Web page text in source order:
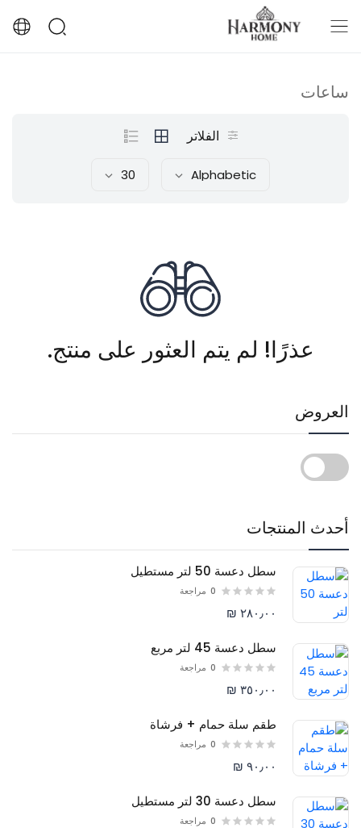
العروض
أحدث المنتجات
سطل دعسة 50 لتر مستطيل
0 مراجعة
٢٨٠٫٠٠ ₪
سطل دعسة 45 لتر مربع
0 مراجعة
٣٥٠٫٠٠ ₪
طقم سلة حمام + فرشاة
0 مراجعة
٩٠٫٠٠ ₪
سطل دعسة 30 لتر مستطيل
0 مراجعة
ساعات
الفلاتر
Alphabetic
30
عذرًا! لم يتم العثور على منتج.